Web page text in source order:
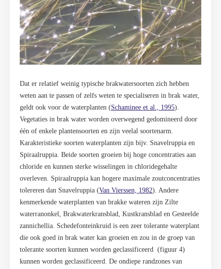
Dat er relatief weinig typische brakwatersoorten zich hebben
weten aan te passen of zelfs weten te specialiseren in brak water,
geldt ook voor de waterplanten (Schaminee et al., 1995).
Vegetaties in brak water worden overwegend gedomineerd door
één of enkele plantensoorten en zijn veelal soortenarm.
Karakteristieke soorten waterplanten zijn bijv. Snavelruppia en
Spiraalruppia. Beide soorten groeien bij hoge concentraties aan
chloride en kunnen sterke wisselingen in chloridegehalte
overleven. Spiraalruppia kan hogere maximale zoutconcentraties
tolereren dan Snavelruppia (Van Vierssen, 1982). Andere
kenmerkende waterplanten van brakke wateren zijn Zilte
waterranonkel, Brakwaterkransblad, Kustkransblad en Gesteelde
zannichellia. Schedefonteinkruid is een zeer tolerante waterplant
die ook goed in brak water kan groeien en zou in de groep van
tolerante soorten kunnen worden geclassificeerd (figuur 4)
kunnen worden geclassificeerd. De ondiepe randzones van